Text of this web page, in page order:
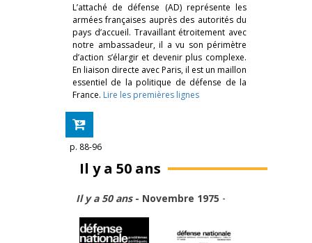
L’attaché de défense (AD) représente les
armées françaises auprès des autorités du
pays d’accueil. Travaillant étroitement avec
notre ambassadeur, il a vu son périmètre
d’action s’élargir et devenir plus complexe.
En liaison directe avec Paris, il est un maillon
essentiel de la politique de défense de la
France. Lire les premières lignes
p. 88-96
Il y a 50 ans
Il y a 50 ans- Novembre 1975 -